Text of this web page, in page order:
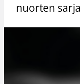
nuorten